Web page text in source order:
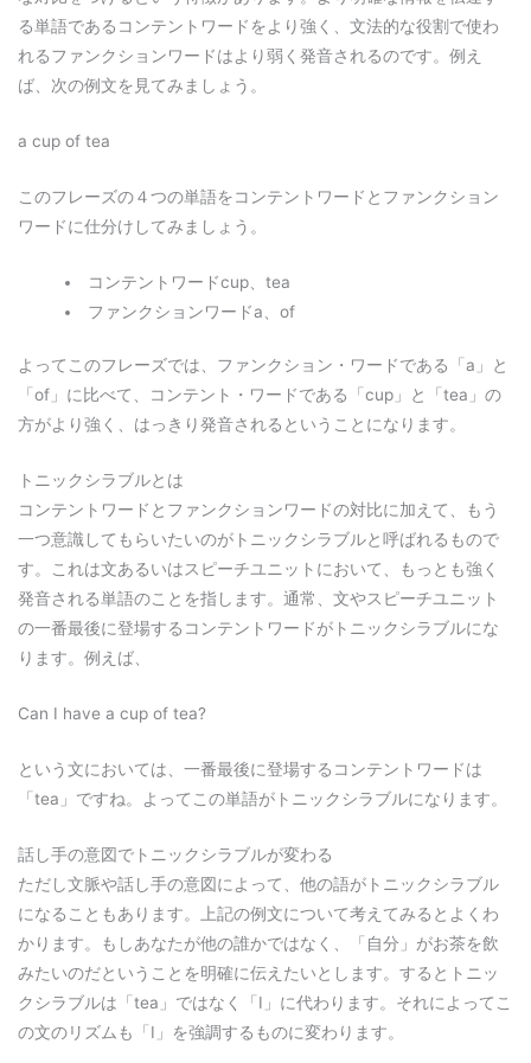
る単語であるコンテントワードをより強く、文法的な役割で使わ
れるファンクションワードはより弱く発音されるのです。例え
ば、次の例文を見てみましょう。
a cup of tea
このフレーズの４つの単語をコンテントワードとファンクション
ワードに仕分けしてみましょう。
コンテントワードcup、tea
ファンクションワードa、of
よってこのフレーズでは、ファンクション・ワードである「a」と
「of」に比べて、コンテント・ワードである「cup」と「tea」の
方がより強く、はっきり発音されるということになります。
トニックシラブルとは
コンテントワードとファンクションワードの対比に加えて、もう
一つ意識してもらいたいのがトニックシラブルと呼ばれるもので
す。これは文あるいはスピーチユニットにおいて、もっとも強く
発音される単語のことを指します。通常、文やスピーチユニット
の一番最後に登場するコンテントワードがトニックシラブルにな
ります。例えば、
Can I have a cup of tea?
という文においては、一番最後に登場するコンテントワードは
「tea」ですね。よってこの単語がトニックシラブルになります。
話し手の意図でトニックシラブルが変わる
ただし文脈や話し手の意図によって、他の語がトニックシラブル
になることもあります。上記の例文について考えてみるとよくわ
かります。もしあなたが他の誰かではなく、「自分」がお茶を飲
みたいのだということを明確に伝えたいとします。するとトニッ
クシラブルは「tea」ではなく「I」に代わります。それによってこ
の文のリズムも「I」を強調するものに変わります。